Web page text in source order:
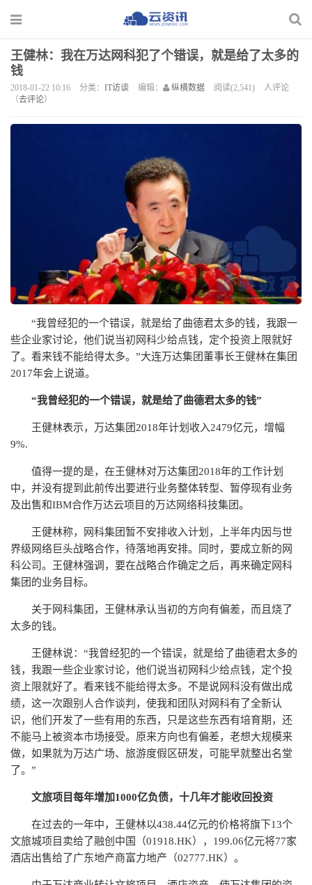
王健林：我在万达网科犯了个错误，就是给了太多的
钱
2018-01-22 10:16 分类： IT访谈 编辑： 纵横数据 阅读(2,541)
人评论
（去评论）
“我曾经犯的一个错误，就是给了曲德君太多的钱，我跟一
些企业家讨论，他们说当初网科少给点钱，定个投资上限就好
了。看来钱不能给得太多。”大连万达集团董事长王健林在集团
2017年会上说道。
“我曾经犯的一个错误，就是给了曲德君太多的钱”
王健林表示，万达集团2018年计划收入2479亿元，增幅
9%.
值得一提的是，在王健林对万达集团2018年的工作计划
中，并没有提到此前传出要进行业务整体转型、暂停现有业务
及出售和IBM合作万达云项目的万达网络科技集团。
王健林称，网科集团暂不安排收入计划，上半年内因与世
界级网络巨头战略合作，待落地再安排。同时，要成立新的网
科公司。王健林强调，要在战略合作确定之后，再来确定网科
集团的业务目标。
关于网科集团，王健林承认当初的方向有偏差，而且烧了
太多的钱。
王健林说：“我曾经犯的一个错误，就是给了曲德君太多的
钱，我跟一些企业家讨论，他们说当初网科少给点钱，定个投
资上限就好了。看来钱不能给得太多。不是说网科没有做出成
绩，这一次跟别人合作谈判，使我和团队对网科有了全新认
识，他们开发了一些有用的东西，只是这些东西有培育期，还
不能马上被资本市场接受。原来方向也有偏差，老想大规模来
做，如果就为万达广场、旅游度假区研发，可能早就整出名堂
了。”
文旅项目每年增加1000亿负债，十几年才能收回投资
在过去的一年中，王健林以438.44亿元的价格将旗下13个
文旅城项目卖给了融创中国（01918.HK），199.06亿元将77家
酒店出售给了广东地产商富力地产（02777.HK）。